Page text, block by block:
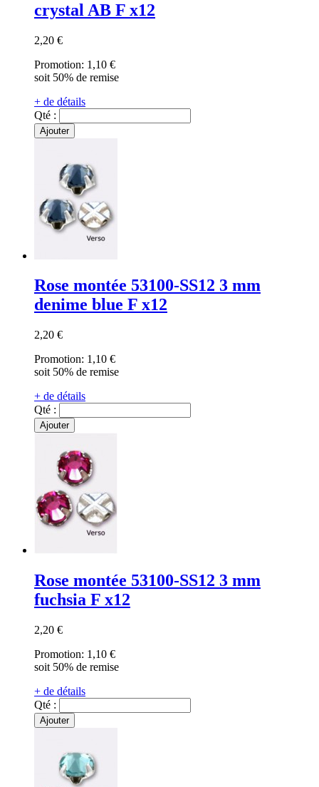
crystal AB F x12
2,20 €
Promotion: 1,10 €
soit 50% de remise
+ de détails
Qté :
Ajouter
Rose montée 53100-SS12 3 mm
denime blue F x12
2,20 €
Promotion: 1,10 €
soit 50% de remise
+ de détails
Qté :
Ajouter
Rose montée 53100-SS12 3 mm
fuchsia F x12
2,20 €
Promotion: 1,10 €
soit 50% de remise
+ de détails
Qté :
Ajouter